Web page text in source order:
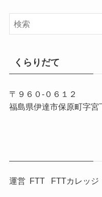
くらりだて
〒９６０-０６１２
福島県伊達市保原町字宮
運営 FTT FTTカレッジ